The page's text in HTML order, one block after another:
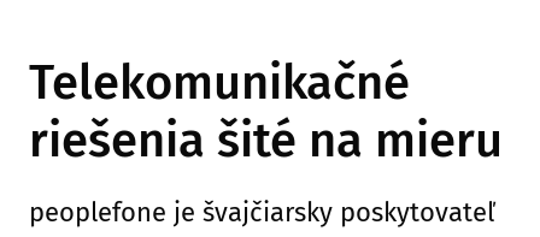
Telekomunikačné
riešenia šité na mieru
peoplefone je švajčiarsky poskytovateľ